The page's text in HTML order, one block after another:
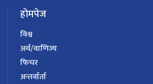
होमपेज
विश्व
अर्थ/वाणिज्य
फिचर
अन्तर्वार्ता